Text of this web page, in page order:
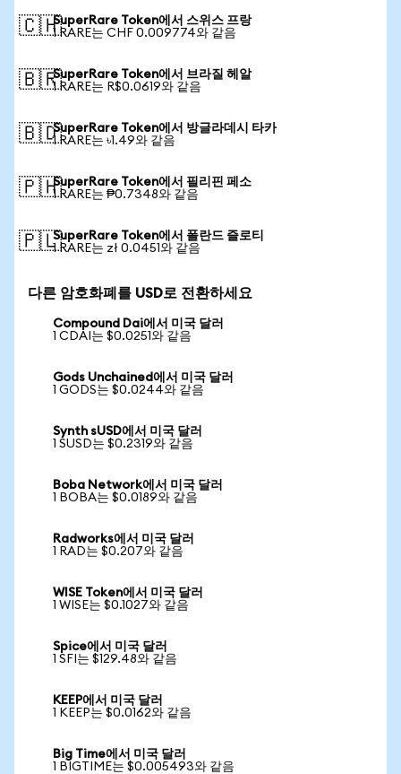
🇨🇭SuperRare Token에서 스위스 프랑
1 RARE는 CHF 0.009774와 같음
🇧🇷SuperRare Token에서 브라질 헤알
1 RARE는 R$0.0619와 같음
🇧🇩SuperRare Token에서 방글라데시 타카
1 RARE는 ৳1.49와 같음
🇵🇭SuperRare Token에서 필리핀 페소
1 RARE는 ₱0.7348와 같음
🇵🇱SuperRare Token에서 폴란드 즐로티
1 RARE는 zł 0.0451와 같음
다른 암호화폐를 USD로 전환하세요
Compound Dai에서 미국 달러
1 CDAI는 $0.0251와 같음
Gods Unchained에서 미국 달러
1 GODS는 $0.0244와 같음
Synth sUSD에서 미국 달러
1 SUSD는 $0.2319와 같음
Boba Network에서 미국 달러
1 BOBA는 $0.0189와 같음
Radworks에서 미국 달러
1 RAD는 $0.207와 같음
WISE Token에서 미국 달러
1 WISE는 $0.1027와 같음
Spice에서 미국 달러
1 SFI는 $129.48와 같음
KEEP에서 미국 달러
1 KEEP는 $0.0162와 같음
Big Time에서 미국 달러
1 BIGTIME는 $0.005493와 같음